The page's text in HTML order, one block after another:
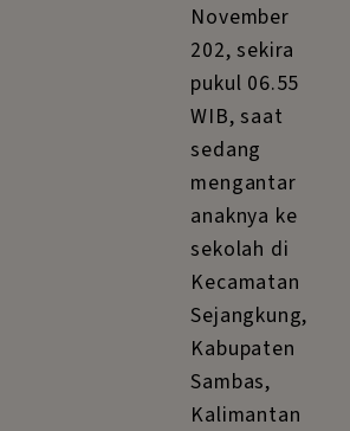
November
202, sekira
pukul 06.55
WIB, saat
sedang
mengantar
anaknya ke
sekolah di
Kecamatan
Sejangkung,
Kabupaten
Sambas,
Kalimantan